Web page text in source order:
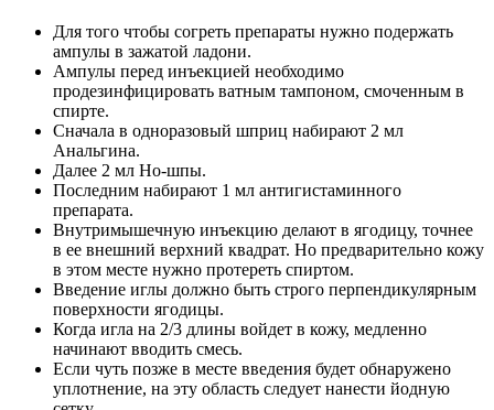
Для того чтобы согреть препараты нужно подержать
ампулы в зажатой ладони.
Ампулы перед инъекцией необходимо
продезинфицировать ватным тампоном, смоченным в
спирте.
Сначала в одноразовый шприц набирают 2 мл
Анальгина.
Далее 2 мл Но-шпы.
Последним набирают 1 мл антигистаминного
препарата.
Внутримышечную инъекцию делают в ягодицу, точнее
в ее внешний верхний квадрат. Но предварительно кожу
в этом месте нужно протереть спиртом.
Введение иглы должно быть строго перпендикулярным
поверхности ягодицы.
Когда игла на 2/3 длины войдет в кожу, медленно
начинают вводить смесь.
Если чуть позже в месте введения будет обнаружено
уплотнение, на эту область следует нанести йодную